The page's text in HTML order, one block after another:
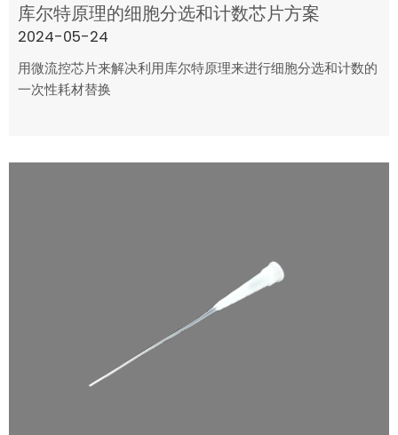
库尔特原理的细胞分选和计数芯片方案
2024-05-24
用微流控芯片来解决利用库尔特原理来进行细胞分选和计数的
一次性耗材替换